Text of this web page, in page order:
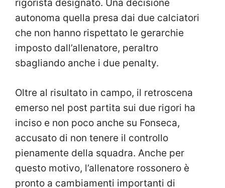
rigorista designato. Una decisione
autonoma quella presa dai due calciatori
che non hanno rispettato le gerarchie
imposto dall’allenatore, peraltro
sbagliando anche i due penalty.
Oltre al risultato in campo, il retroscena
emerso nel post partita sui due rigori ha
inciso e non poco anche su Fonseca,
accusato di non tenere il controllo
pienamente della squadra. Anche per
questo motivo, l’allenatore rossonero è
pronto a cambiamenti importanti di